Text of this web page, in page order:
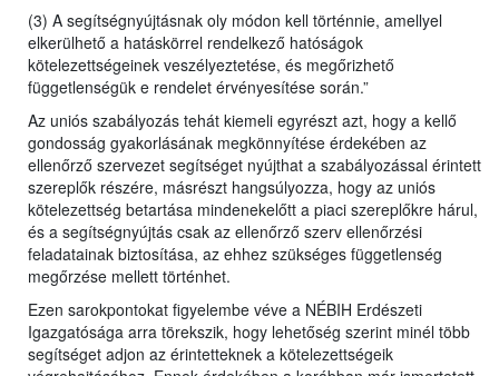
(3) A segítségnyújtásnak oly módon kell történnie, amellyel
elkerülhető a hatáskörrel rendelkező hatóságok
kötelezettségeinek veszélyeztetése, és megőrizhető
függetlenségük e rendelet érvényesítése során.”
Az uniós szabályozás tehát kiemeli egyrészt azt, hogy a kellő
gondosság gyakorlásának megkönnyítése érdekében az
ellenőrző szervezet segítséget nyújthat a szabályozással érintett
szereplők részére, másrészt hangsúlyozza, hogy az uniós
kötelezettség betartása mindenekelőtt a piaci szereplőkre hárul,
és a segítségnyújtás csak az ellenőrző szerv ellenőrzési
feladatainak biztosítása, az ehhez szükséges függetlenség
megőrzése mellett történhet.
Ezen sarokpontokat figyelembe véve a NÉBIH Erdészeti
Igazgatósága arra törekszik, hogy lehetőség szerint minél több
segítséget adjon az érintetteknek a kötelezettségeik